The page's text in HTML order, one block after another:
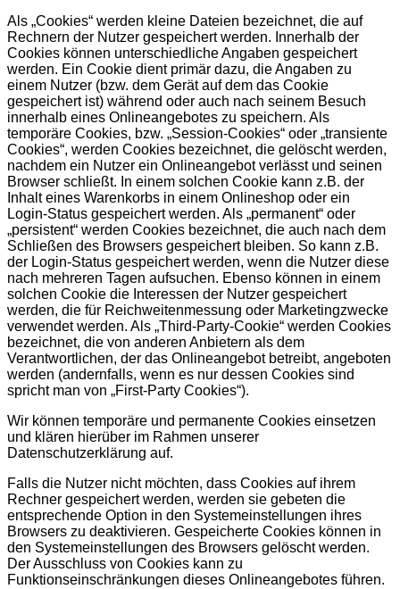
Als „Cookies“ werden kleine Dateien bezeichnet, die auf
Rechnern der Nutzer gespeichert werden. Innerhalb der
Cookies können unterschiedliche Angaben gespeichert
werden. Ein Cookie dient primär dazu, die Angaben zu
einem Nutzer (bzw. dem Gerät auf dem das Cookie
gespeichert ist) während oder auch nach seinem Besuch
innerhalb eines Onlineangebotes zu speichern. Als
temporäre Cookies, bzw. „Session-Cookies“ oder „transiente
Cookies“, werden Cookies bezeichnet, die gelöscht werden,
nachdem ein Nutzer ein Onlineangebot verlässt und seinen
Browser schließt. In einem solchen Cookie kann z.B. der
Inhalt eines Warenkorbs in einem Onlineshop oder ein
Login-Status gespeichert werden. Als „permanent“ oder
„persistent“ werden Cookies bezeichnet, die auch nach dem
Schließen des Browsers gespeichert bleiben. So kann z.B.
der Login-Status gespeichert werden, wenn die Nutzer diese
nach mehreren Tagen aufsuchen. Ebenso können in einem
solchen Cookie die Interessen der Nutzer gespeichert
werden, die für Reichweitenmessung oder Marketingzwecke
verwendet werden. Als „Third-Party-Cookie“ werden Cookies
bezeichnet, die von anderen Anbietern als dem
Verantwortlichen, der das Onlineangebot betreibt, angeboten
werden (andernfalls, wenn es nur dessen Cookies sind
spricht man von „First-Party Cookies“).
Wir können temporäre und permanente Cookies einsetzen
und klären hierüber im Rahmen unserer
Datenschutzerklärung auf.
Falls die Nutzer nicht möchten, dass Cookies auf ihrem
Rechner gespeichert werden, werden sie gebeten die
entsprechende Option in den Systemeinstellungen ihres
Browsers zu deaktivieren. Gespeicherte Cookies können in
den Systemeinstellungen des Browsers gelöscht werden.
Der Ausschluss von Cookies kann zu
Funktionseinschränkungen dieses Onlineangebotes führen.